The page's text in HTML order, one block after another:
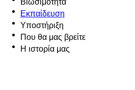
Βιωσιμότητα
Εκπαίδευση
Υποστήριξη
Που θα μας βρείτε
Η ιστορία μας